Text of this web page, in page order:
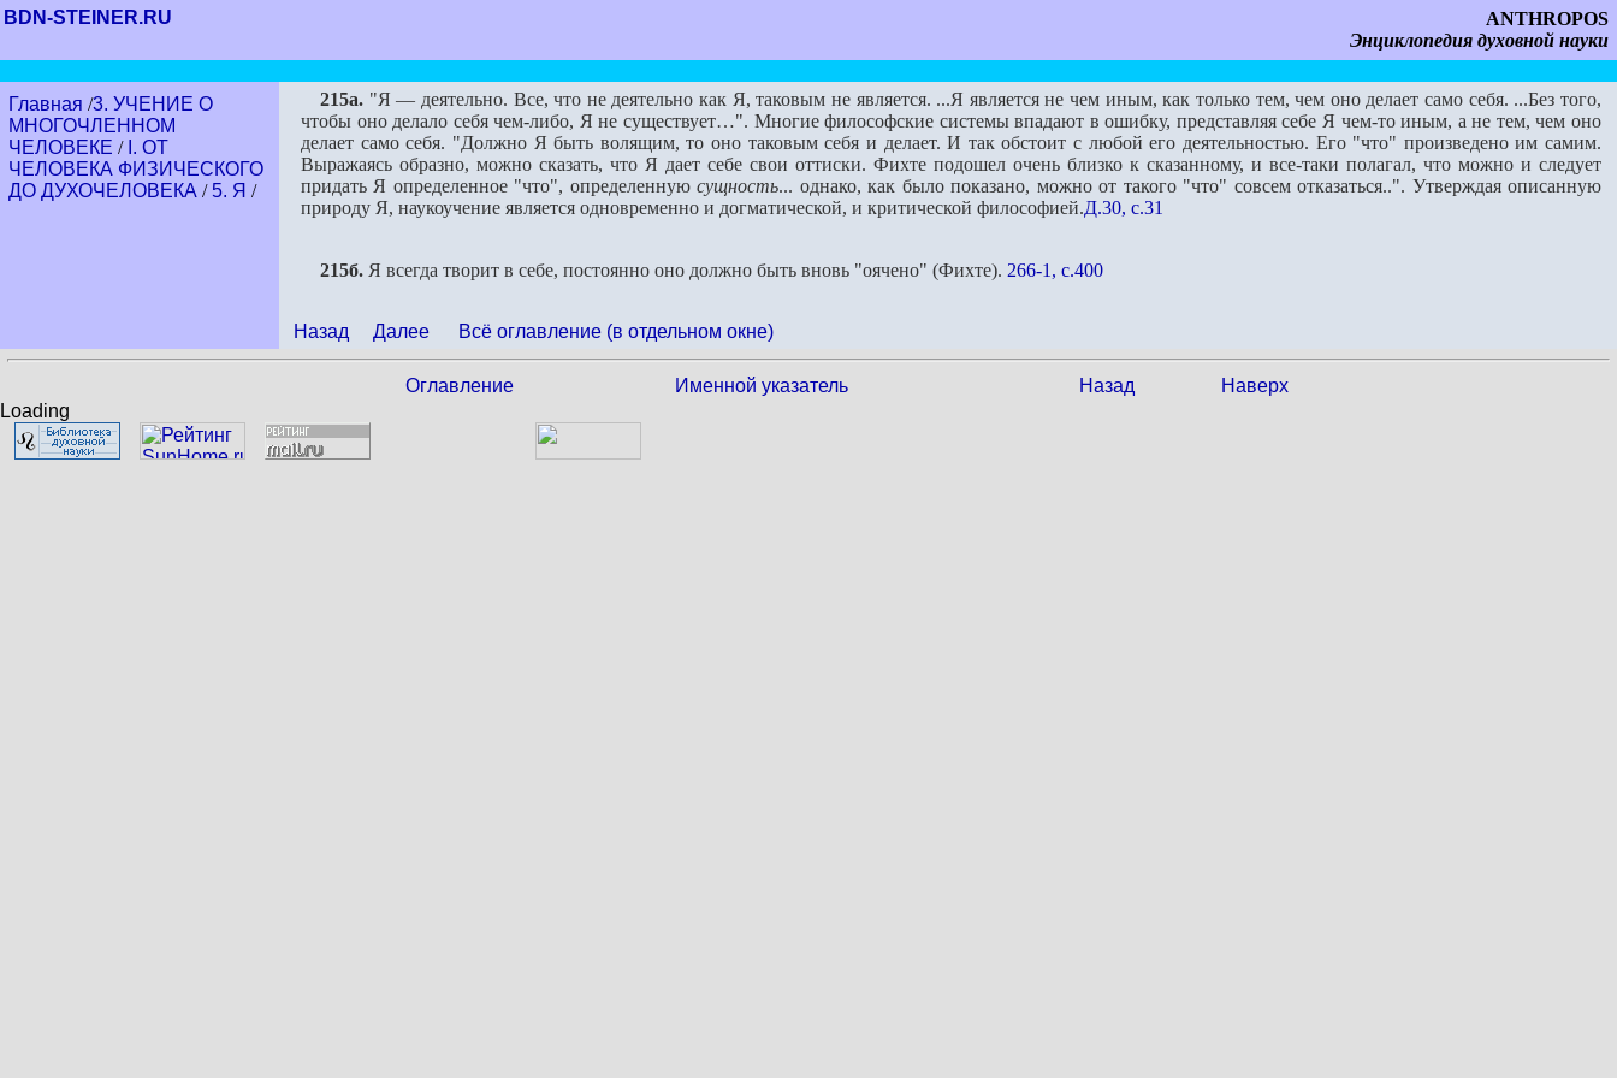
BDN-STEINER.RU
ANTHROPOS
Энциклопедия духовной науки
Главная /3. УЧЕНИЕ О
МНОГОЧЛЕННОМ
ЧЕЛОВЕКЕ / I. ОТ
ЧЕЛОВЕКА ФИЗИЧЕСКОГО
ДО ДУХОЧЕЛОВЕКА /5. Я /
215a. "Я — деятельно. Все, что не деятельно как Я, таковым не является. ...Я является не чем иным, как только тем, чем оно делает само себя. ...Без того,
чтобы оно делало себя чем-либо, Я не существует…". Многие философские системы впадают в ошибку, представляя себе Я чем-то иным, а не тем, чем оно
делает само себя. "Должно Я быть волящим, то оно таковым себя и делает. И так обстоит с любой его деятельностью. Его "что" произведено им самим.
Выражаясь образно, можно сказать, что Я дает себе свои оттиски. Фихте подошел очень близко к сказанному, и все-таки полагал, что можно и следует
придать Я определенное "что", определеннуюсущность... однако, как было показано, можно от такого "что" совсем отказаться..". Утверждая описанную
природу Я, наукоучение является одновременно и догматической, и критической философией.Д.30, с.31
215б. Я всегда творит в себе, постоянно оно должно быть вновь "оячено" (Фихте). 266-1, с.400
Назад Далее Всё оглавление (в отдельном окне)
Оглавление Именной указатель Назад
Наверх
Loading